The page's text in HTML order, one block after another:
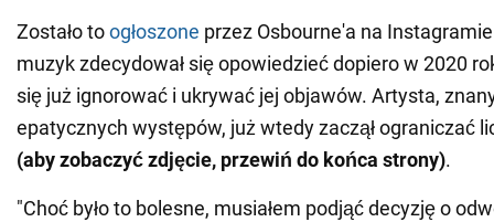
Zostało toogłoszone przez Osbourne'a na
muzyk zdecydował się opowiedzieć dopiero w 2020
się już ignorować i ukrywać jej objawów. Artysta,
epatycznych występów, już wtedy zaczął ograniczać
(aby zobaczyć zdjęcie, przewiń do końca strony).
"Choć było to bolesne, musiałem podjąć decyzję o